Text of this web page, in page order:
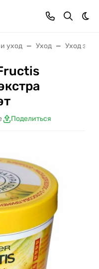
уход Уход Уход за
Поделиться